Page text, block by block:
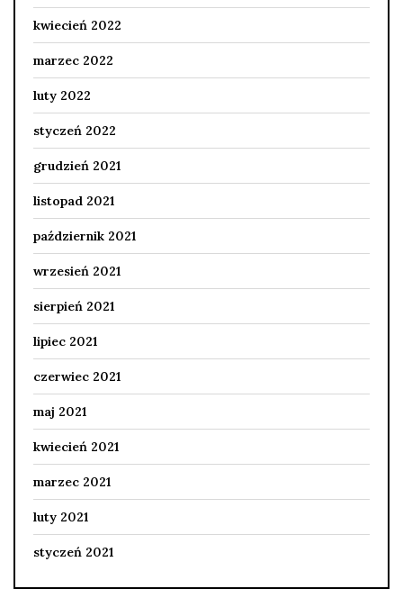
kwiecień 2022
marzec 2022
luty 2022
styczeń 2022
grudzień 2021
listopad 2021
październik 2021
wrzesień 2021
sierpień 2021
lipiec 2021
czerwiec 2021
maj 2021
kwiecień 2021
marzec 2021
luty 2021
styczeń 2021